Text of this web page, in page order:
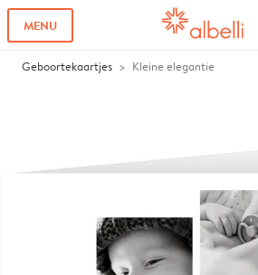
MENU
Geboortekaartjes Kleine elegantie